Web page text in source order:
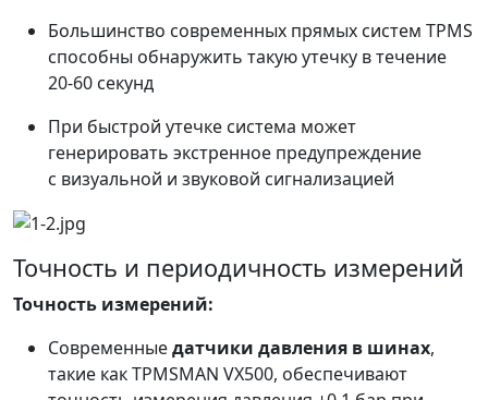
Большинство современных прямых систем TPMS
способны обнаружить такую утечку в течение
20-60 секунд
При быстрой утечке система может
генерировать экстренное предупреждение
с визуальной и звуковой сигнализацией
Точность и периодичность измерений
Точность измерений:
Современныедатчики давления в шинах,
такие как TPMSMAN VX500, обеспечивают